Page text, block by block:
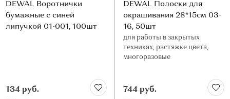
DEWAL Воротнички
бумажные с синей
липучкой 01-001, 100шт
134 руб.
DEWAL Полоски для
окрашивания 28*15см 03-
16, 50шт
для работы в закрытых
техниках, растяжке цвета,
многоразовые
744 руб.